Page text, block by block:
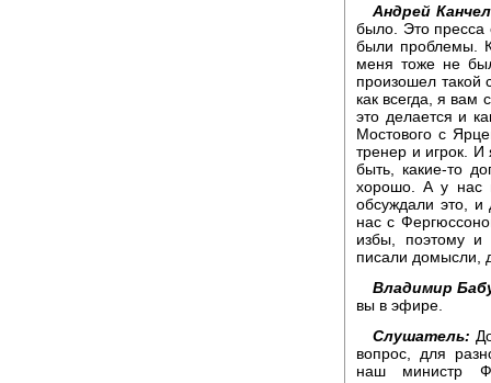
Андрей
было. Это пресса
были проблемы.
меня тоже не
произошел такой
как всегда, я вам
это делается и
Мостового с
тренер и игрок.
быть, какие-то
хорошо. А у нас
обсуждали это,
нас с
избы, поэтому
писали домысли,
Владимир
вы в эфире.
Слушатель:
вопрос, для
наш министр